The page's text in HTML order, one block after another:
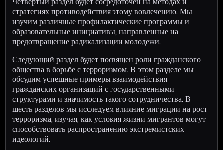
стратегиях противодействия этому вовлечению. Мы
изучим различные профилактические программы и
образовательные инициативы, направленные на
предотвращение радикализации молодежи.
Следующий раздел будет посвящен роли гражданского
общества в борьбе с терроризмом. В этом разделе мы
обсудим успешные примеры взаимодействия
гражданских организаций с государственными
структурами и значимость такого сотрудничества. В
шесть разделов мы исследуем влияние миграции на рост
терроризма, изучая, как условия жизни мигрантов могут
способствовать распространению экстремистских
идеологий.